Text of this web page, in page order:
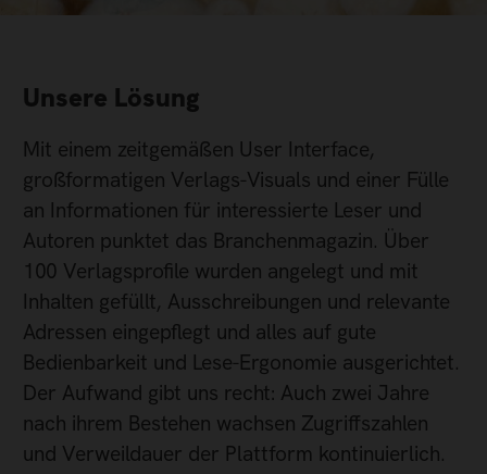
Unsere Lösung
Mit einem zeitgemäßen User Interface,
großformatigen Verlags-Visuals und einer Fülle
an Informationen für interessierte Leser und
Autoren punktet das Branchenmagazin. Über
100 Verlagsprofile wurden angelegt und mit
Inhalten gefüllt, Ausschreibungen und relevante
Adressen eingepflegt und alles auf gute
Bedienbarkeit und Lese-Ergonomie ausgerichtet.
Der Aufwand gibt uns recht: Auch zwei Jahre
nach ihrem Bestehen wachsen Zugriffszahlen
und Verweildauer der Plattform kontinuierlich.